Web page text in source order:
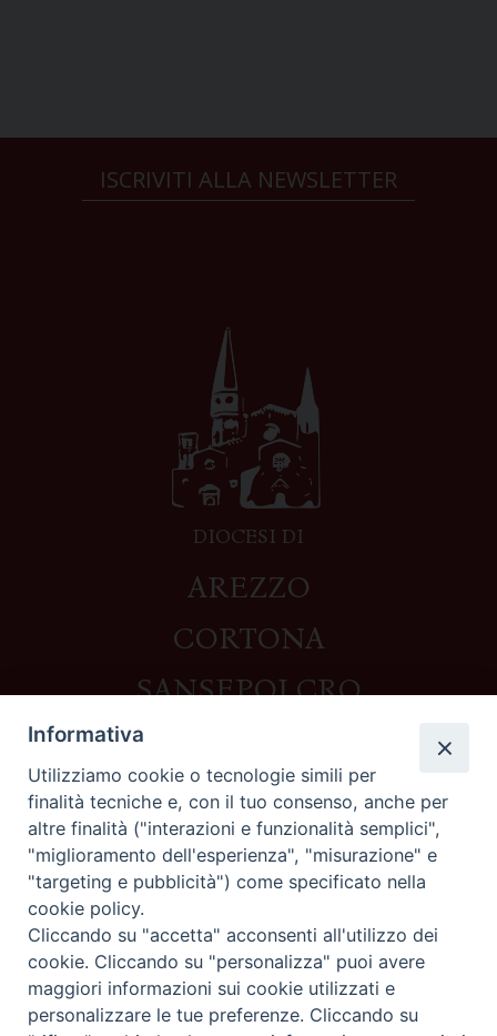
ISCRIVITI ALLA NEWSLETTER
DIOCESI DI
AREZZO
CORTONA
SANSEPOLCRO
Contatti
Piazza del Duomo,1 - 52100 Arezzo
segreteria@diocesi.arezzo.it
Informativa privacy
Seguici su
Informativa
Utilizziamo cookie o tecnologie simili per
finalità tecniche e, con il tuo consenso, anche per
altre finalità ("interazioni e funzionalità semplici",
"miglioramento dell'esperienza", "misurazione" e
"targeting e pubblicità") come specificato nella
cookie policy.
Cliccando su "accetta" acconsenti all'utilizzo dei
cookie. Cliccando su "personalizza" puoi avere
maggiori informazioni sui cookie utilizzati e
personalizzare le tue preferenze. Cliccando su